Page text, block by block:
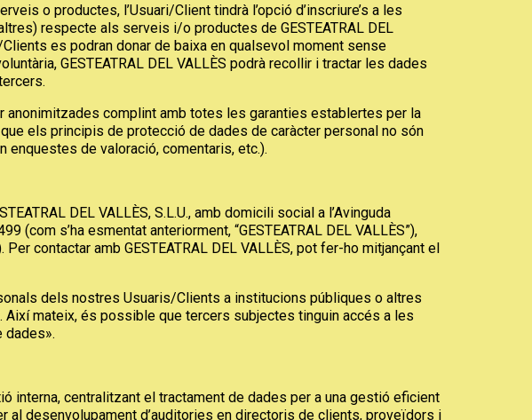
o productes, l’Usuari/Client tindrà l’opció d’inscriure’s a les
respecte als serveis i/o productes de GESTEATRAL DEL
es podran donar de baixa en qualsevol moment sense
GESTEATRAL DEL VALLÈS podrà recollir i tractar les dades
anonimitzades complint amb totes les garanties establertes per la
els principis de protecció de dades de caràcter personal no són
enquestes de valoració, comentaris, etc.).
DEL VALLÈS, S.L.U., amb domicili social a l’Avinguda
(com s’ha esmentat anteriorment, “GESTEATRAL DEL VALLÈS”),
Per contactar amb GESTEATRAL DEL VALLÈS, pot fer-ho mitjançant el
dels nostres Usuaris/Clients a institucions públiques o altres
Així mateix, és possible que tercers subjectes tinguin accés a les
dades».
interna, centralitzant el tractament de dades per a una gestió eficient
desenvolupament d’auditories en directoris de clients, proveïdors i